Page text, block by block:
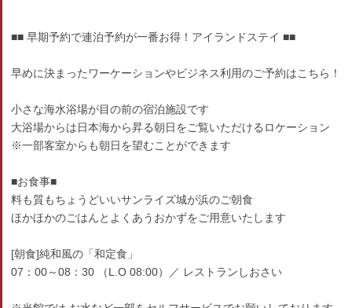
■■ 早期予約で連泊予約が一番お得！アイランドステイ ■■
早めに決まったワーケーションやビジネス利用のご予約はこちら！
小さな海水浴場が目の前の宿泊施設です
大浴場からは日本海から昇る朝日をご覧いただけるロケーション
※一部客室からも朝日を望むことができます
■お食事■
料も質もちょうどいいサンライズ城が浜のご朝食
ほかほかのごはんとよくあうおかずをご用意いたします
[朝食]純和風の「和定食」
07：00～08：30 （L.O 08:00）／ レストランしおさい